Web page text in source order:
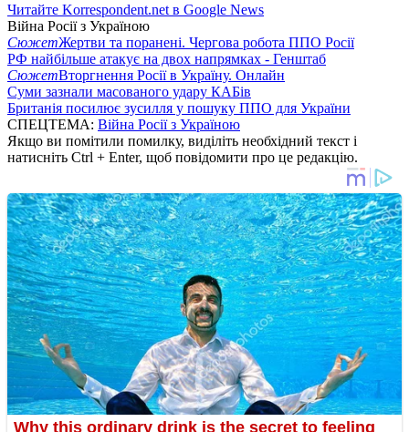
Читайте Korrespondent.net в Google News
Війна Росії з Україною
СюжетЖертви та поранені. Чергова робота ППО Росії
РФ найбільше атакує на двох напрямках - Генштаб
СюжетВторгнення Росії в Україну. Онлайн
Суми зазнали масованого удару КАБів
Британія посилює зусилля у пошуку ППО для України
СПЕЦТЕМА: Війна Росії з Україною
Якщо ви помітили помилку, виділіть необхідний текст і
натисніть Ctrl + Enter, щоб повідомити про це редакцію.